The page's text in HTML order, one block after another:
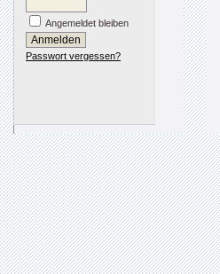
Angemeldet bleiben
Passwort vergessen?